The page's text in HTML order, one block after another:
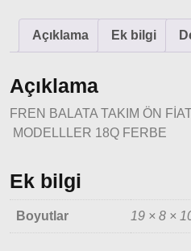
Ducato
1997-
Modeller
Ducato
2001 –
2006 –
Açıklama Ek bilgi
Açıklama
FREN BALATA TAKIM ÖN
MODELLLER 18Q FERBE
Ek bilgi
Boyutlar 19 × 8 ×